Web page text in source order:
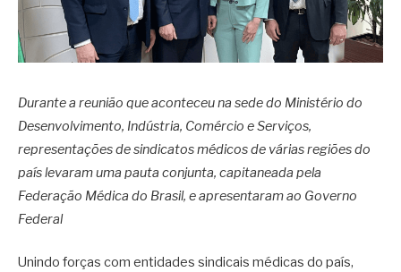
Durante a reunião que aconteceu na sede do Ministério do
Desenvolvimento, Indústria, Comércio e Serviços,
representações de sindicatos médicos de várias regiões do
país levaram uma pauta conjunta, capitaneada pela
Federação Médica do Brasil, e apresentaram ao Governo
Federal
Unindo forças com entidades sindicais médicas do país,